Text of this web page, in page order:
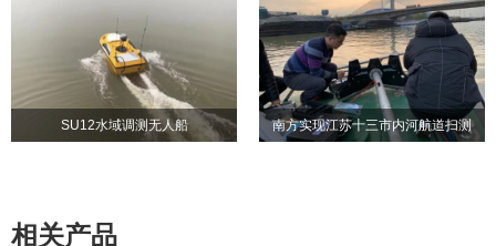
SU12水域调测无人船 南方实现江苏十三市内河航道扫测
相关产品